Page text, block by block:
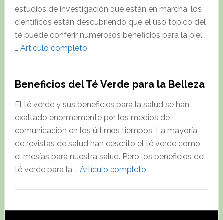
de
Genes
Relacionados
Obesidad
estudios de investigación que están en marcha, los
científicos están descubriendo que el uso tópico del
té puede conferir numerosos beneficios para la piel.
… Artículo completoabout
Tópico
Del
Té
Beneficia
La
Salud
De
Piel
Beneficios del Té Verde para la Belleza
El té verde y sus beneficios para la salud se han
exaltado enormemente por los medios de
comunicación en los últimos tiempos. La mayoría
de revistas de salud han descrito el té verde como
el mesías para nuestra salud. Pero los beneficios del
té verde para la … Artículo completoabout
Té